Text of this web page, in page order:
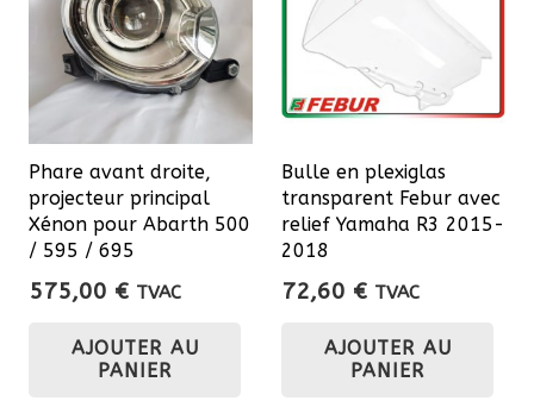
Phare avant droite,
projecteur principal
Xénon pour Abarth 500
/ 595 / 695
575,00 € TVAC
AJOUTER AU
PANIER
Bulle en plexiglas
transparent Febur avec
relief Yamaha R3 2015-
2018
72,60 € TVAC
AJOUTER AU
PANIER